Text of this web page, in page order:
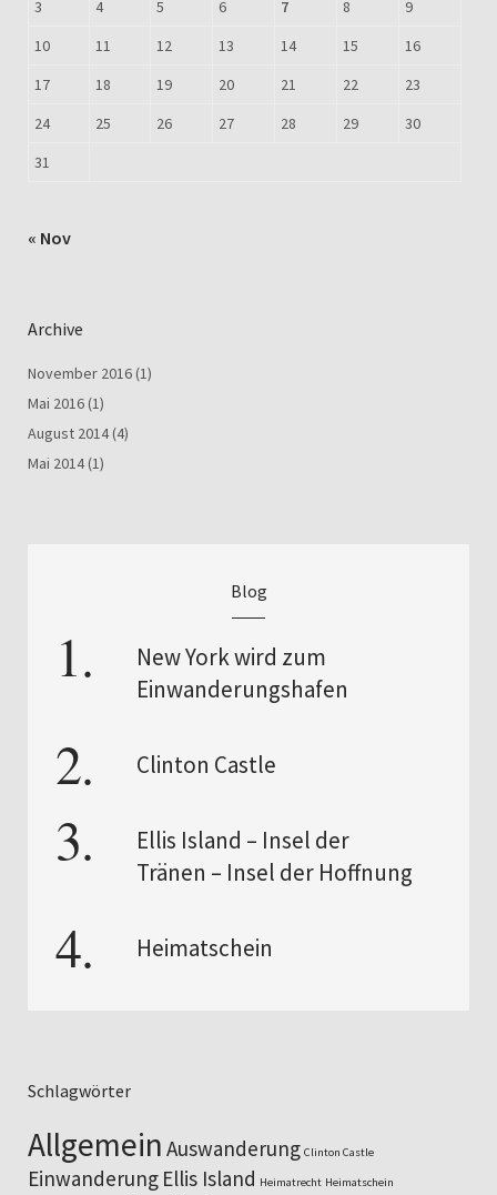
3 4 5 6 7 8
9
10
11 12 13 14 15
16
17
18 19 20 21 22
23
24
25 26 27 28 29
30
31
« Nov
Archive
November 2016 (1)
Mai 2016 (1)
August 2014(4)
Mai 2014(1)
Blog
New York wird zum
Einwanderungshafen
Clinton Castle
Ellis Island – Insel der
Tränen – Insel der Hoffnung
Heimatschein
Schlagwörter
Allgemein Auswanderung Clinton Castle
Einwanderung Ellis Island Heimatrecht Heimatschein